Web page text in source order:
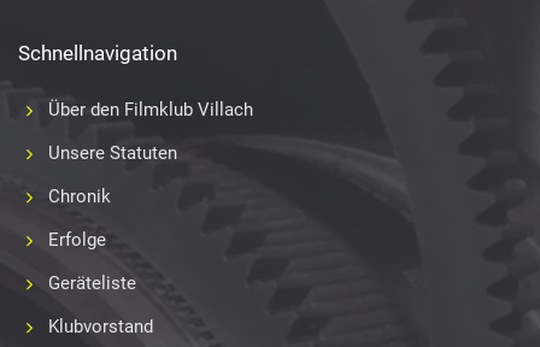
Schnellnavigation
Über den Filmklub Villach
Unsere Statuten
Chronik
Erfolge
Geräteliste
Klubvorstand